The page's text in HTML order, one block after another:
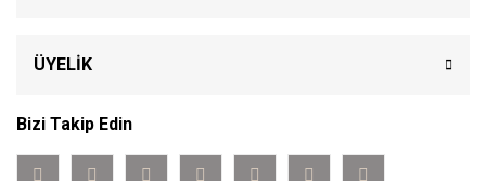
ÜYELİK
Bizi Takip Edin